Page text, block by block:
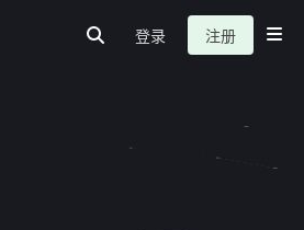
登录 注册